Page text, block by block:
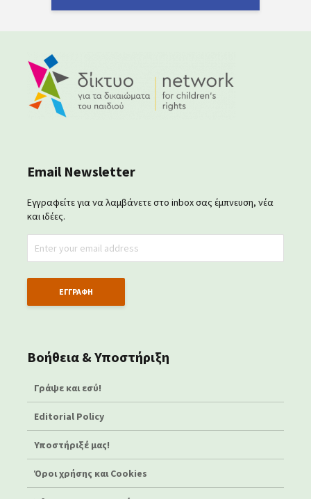
Email Newsletter
Εγγραφείτε για να λαμβάνετε στο inbox σας έμπνευση, νέα
και ιδέες.
Βοήθεια & Υποστήριξη
Γράψε και εσύ!
Editorial Policy
Υποστήριξέ μας!
Όροι χρήσης και Cookies